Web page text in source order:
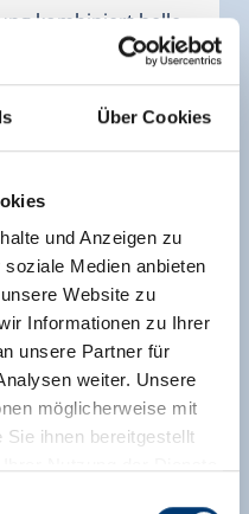
Über Cookies
und Anzeigen zu
Medien anbieten
Website zu
Informationen zu Ihrer
unsere Partner für
weiter. Unsere
möglicherweise mit
ihnen bereitgestellt
kombiniert helle
Fenstern für einen
einer gemütlichen,
Das Ergebnis
mit der Balkon
Gruppen oder
vor der eigenen
zwei
man sich auch nicht
für einen